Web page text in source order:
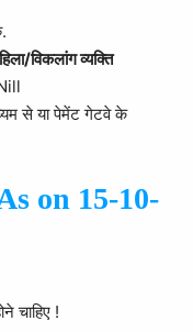
विकलांग व्यक्ति
से या पेमेंट गेटवे के
on 15-10-
चाहिए !